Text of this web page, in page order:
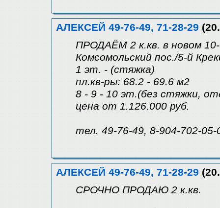
АЛЕКСЕЙ 49-76-49, 71-28-29
ПРОДАЁМ 2 к.кв. в новом
Комсомольский пос./5-й
1 эт. - (стяжка)
пл.кв-ры: 68.2 - 69.6 м2
8 - 9 - 10 эт.(без стяжки,
цена от 1.126.000 руб.
тел. 49-76-49, 8-904-702-05-
АЛЕКСЕЙ 49-76-49, 71-28-29
СРОЧНО ПРОДАЮ 2 к.кв.